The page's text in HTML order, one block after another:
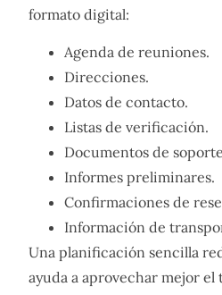
formato digital:
Agenda de reuniones.
Direcciones.
Datos de contacto.
Listas de verificación.
Documentos de
Informes preliminares.
Confirmaciones de
Información de
Una planificación sencilla
ayuda a aprovechar mejor el